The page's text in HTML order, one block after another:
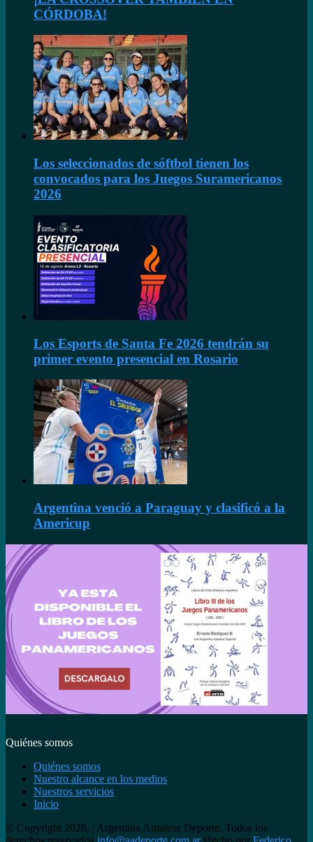
CÓRDOBA!
Los seleccionados de sóftbol tienen los
convocados para los Juegos Suramericanos
2026
Los Esports de Santa Fe 2026 tendrán su
primer evento presencial en Rosario
Argentina venció a Paraguay y clasificó a la
Americup
Quiénes somos
Quiénes somos
Nuestro alcance en los medios
Nuestros servicios
Inicio
© Copyright 2026, | Argentina Amateur Deporte. Todos los